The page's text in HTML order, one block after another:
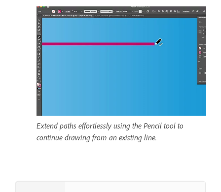
Extend paths effortlessly using the Pencil tool to
continue drawing from an existing line.